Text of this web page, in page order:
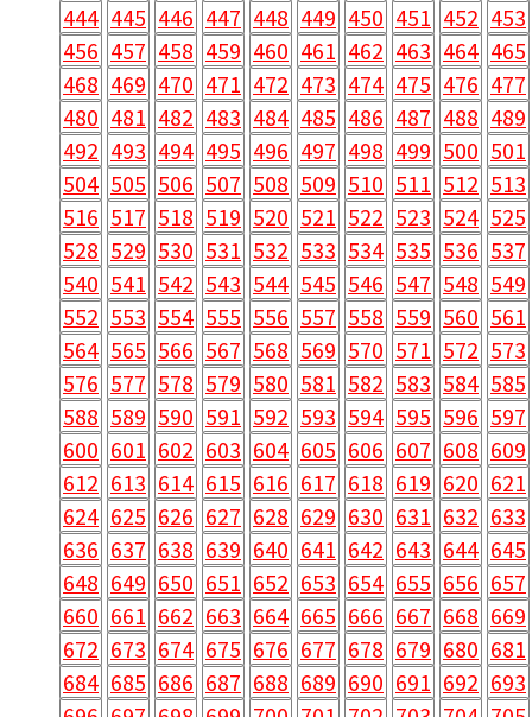
444 445 446 447 448 449 450 451 452 453
456 457 458 459 460 461 462 463 464 465
468 469 470 471 472 473 474 475 476 477
480 481 482 483 484 485 486 487 488 489
492 493 494 495 496 497 498 499 500 501
504 505 506 507 508 509 510 511 512 513
516 517 518 519 520 521 522 523 524 525
528 529 530 531 532 533 534 535 536 537
540 541 542 543 544 545 546 547 548 549
552 553 554 555 556 557 558 559 560 561
564 565 566 567 568 569 570 571 572 573
576 577 578 579 580 581 582 583 584 585
588 589 590 591 592 593 594 595 596 597
600 601 602 603 604 605 606 607 608 609
612 613 614 615 616 617 618 619 620 621
624 625 626 627 628 629 630 631 632 633
636 637 638 639 640 641 642 643 644 645
648 649 650 651 652 653 654 655 656 657
660 661 662 663 664 665 666 667 668 669
672 673 674 675 676 677 678 679 680 681
684 685 686 687 688 689 690 691 692 693